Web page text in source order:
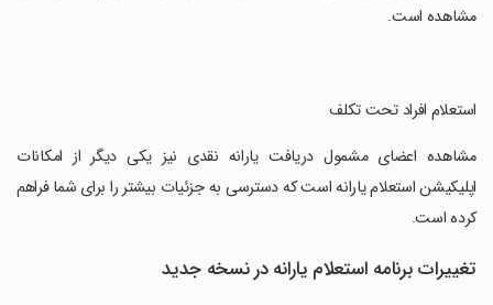
مشاهده است.
‏استعلام افراد تحت تکلف
‏مشاهده اعضای مشمول دریافت یارانه نقدی نیز یکی دیگر از امکانات
اپلیکیشن استعلام یارانه است که دسترسی به جزئیات بیشتر را برای شما فراهم
کرده است.
تغییرات برنامه استعلام یارانه در نسخه جدید